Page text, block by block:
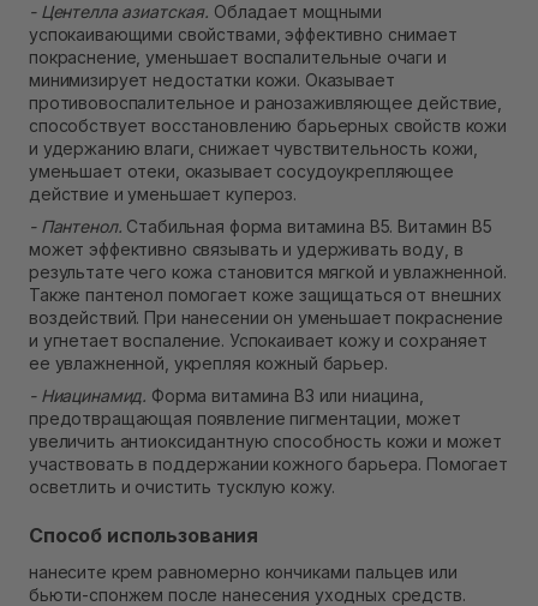
- Центелла азиатская. Обладает мощными
успокаивающими свойствами, эффективно снимает
покраснение, уменьшает воспалительные очаги и
минимизирует недостатки кожи. Оказывает
противовоспалительное и ранозаживляющее действие,
способствует восстановлению барьерных свойств кожи
и удержанию влаги, снижает чувствительность кожи,
уменьшает отеки, оказывает сосудоукрепляющее
действие и уменьшает купероз.
- Пантенол. Стабильная форма витамина В5. Витамин B5
может эффективно связывать и удерживать воду, в
результате чего кожа становится мягкой и увлажненной.
Также пантенол помогает коже защищаться от внешних
воздействий. При нанесении он уменьшает покраснение
и угнетает воспаление. Успокаивает кожу и сохраняет
ее увлажненной, укрепляя кожный барьер.
- Ниацинамид. Форма витамина B3 или ниацина,
предотвращающая появление пигментации, может
увеличить антиоксидантную способность кожи и может
участвовать в поддержании кожного барьера. Помогает
осветлить и очистить тусклую кожу.
Способ использования
нанесите крем равномерно кончиками пальцев или
бьюти-спонжем после нанесения уходных средств.